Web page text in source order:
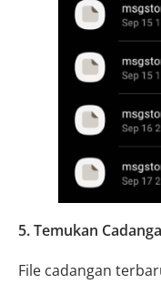
5. Temukan
File cadangan